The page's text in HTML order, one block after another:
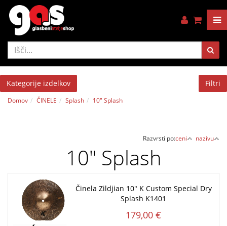
Kategorije izdelkov Filtri
Domov ČINELE Splash 10" Splash
Razvrsti po:ceni nazivu
10" Splash
Činela Zildjian 10" K Custom Special Dry
Splash K1401
179,00 €